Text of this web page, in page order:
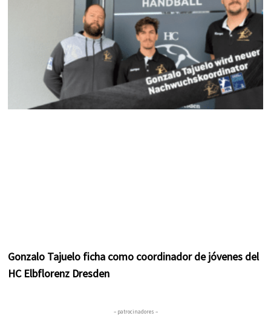
m t
Gonzalo Tajuelo ficha como coordinador de jóvenes del
HC Elbflorenz Dresden
– patrocinadores –